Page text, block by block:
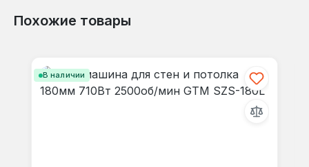
Похожие товары
В наличии